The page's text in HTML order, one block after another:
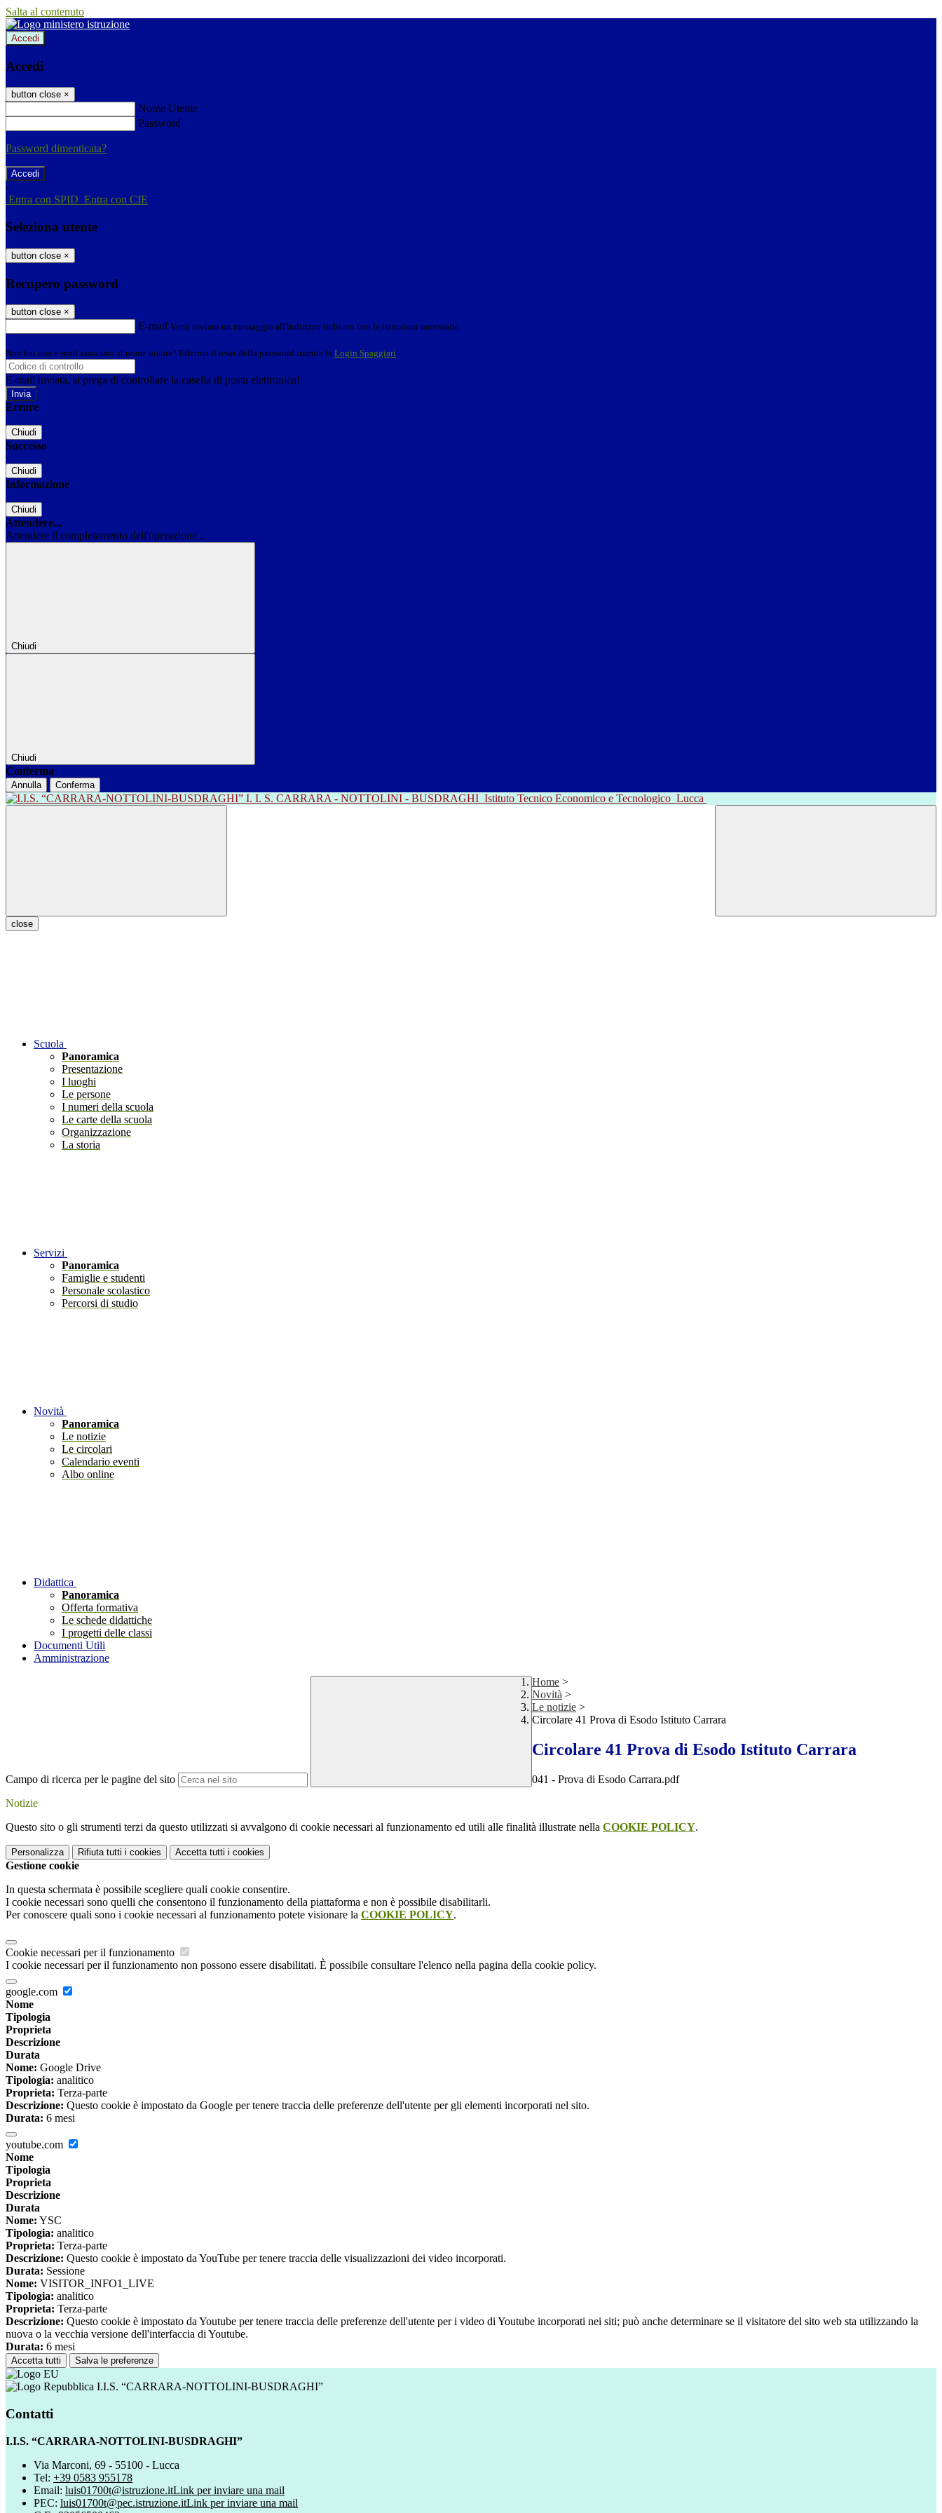
Salta al contenuto
Accedi
Accedi
button close ×
Nome Utente
Password
Password dimenticata?
-
Entra con SPID Entra con CIE
Seleziona utente
button close ×
Recupero password
button close ×
E-mail Verrà inviato un messaggio all'indirizzo indicato con le istruzioni necessarie.
Non hai una e-mail associata al nome utente? Effettua il reset della password tramite la Login Spaggiari
E-mail inviata, si prega di controllare la casella di posta elettronica!
Errore
Chiudi
Successo
Chiudi
Informazione
Chiudi
Attendere...
Attendere il completamento dell'operazione...
Chiudi
Chiudi
Conferma
Annulla Conferma
I. I. S. CARRARA - NOTTOLINI - BUSDRAGHI Istituto Tecnico Economico e Tecnologico Lucca
close
Scuola
Panoramica
Presentazione
I luoghi
Le persone
I numeri della scuola
Le carte della scuola
Organizzazione
La storia
Servizi
Panoramica
Famiglie e studenti
Personale scolastico
Percorsi di studio
Novità
Panoramica
Le notizie
Le circolari
Calendario eventi
Albo online
Didattica
Panoramica
Offerta formativa
Le schede didattiche
I progetti delle classi
Documenti Utili
Amministrazione
Campo di ricerca per le pagine del sito
Home >
Novità >
Le notizie >
Circolare 41 Prova di Esodo Istituto Carrara
Circolare 41 Prova di Esodo Istituto Carrara
041 - Prova di Esodo Carrara.pdf
Notizie
Questo sito o gli strumenti terzi da questo utilizzati si avvalgono di cookie necessari al funzionamento ed utili alle finalità illustrate nella COOKIE POLICY.
Personalizza Rifiuta tutti i cookies Accetta tutti i cookies
Gestione cookie
In questa schermata è possibile scegliere quali cookie consentire.
I cookie necessari sono quelli che consentono il funzionamento della piattaforma e non è possibile disabilitarli.
Per conoscere quali sono i cookie necessari al funzionamento potete visionare la COOKIE POLICY.
Cookie necessari per il funzionamento
I cookie necessari per il funzionamento non possono essere disabilitati. È possibile consultare l'elenco nella pagina della cookie policy.
google.com
Nome
Tipologia
Proprieta
Descrizione
Durata
Nome: Google Drive
Tipologia: analitico
Proprieta: Terza-parte
Descrizione: Questo cookie è impostato da Google per tenere traccia delle preferenze dell'utente per gli elementi incorporati nel sito.
Durata: 6 mesi
youtube.com
Nome
Tipologia
Proprieta
Descrizione
Durata
Nome: YSC
Tipologia: analitico
Proprieta: Terza-parte
Descrizione: Questo cookie è impostato da YouTube per tenere traccia delle visualizzazioni dei video incorporati.
Durata: Sessione
Nome: VISITOR_INFO1_LIVE
Tipologia: analitico
Proprieta: Terza-parte
Descrizione: Questo cookie è impostato da Youtube per tenere traccia delle preferenze dell'utente per i video di Youtube incorporati nei siti; può anche determinare se il visitatore del sito web sta utilizzando la
nuova o la vecchia versione dell'interfaccia di Youtube.
Durata: 6 mesi
Accetta tutti Salva le preferenze
I.I.S. “CARRARA-NOTTOLINI-BUSDRAGHI”
Contatti
I.I.S. “CARRARA-NOTTOLINI-BUSDRAGHI”
Via Marconi, 69 - 55100 - Lucca
Tel: +39 0583 955178
Email: luis01700t@istruzione.itLink per inviare una mail
PEC: luis01700t@pec.istruzione.itLink per inviare una mail